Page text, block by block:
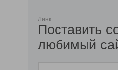
Линк+
Поставить
любимый